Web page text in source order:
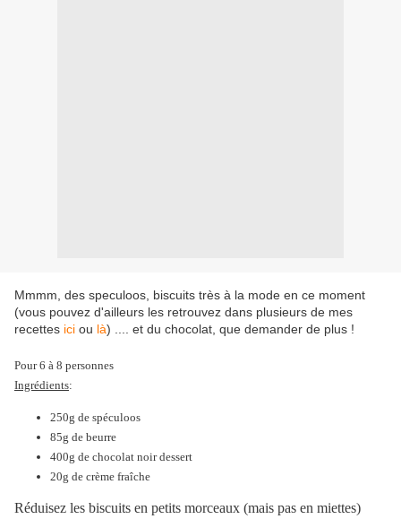
Mmmm, des speculoos, biscuits très à la mode en ce moment
(vous pouvez d'ailleurs les retrouvez dans plusieurs de mes
recettes ici ou là) .... et du chocolat, que demander de plus !
Pour 6 à 8 personnes
Ingrédients:
250g de spéculoos
85g de beurre
400g de chocolat noir dessert
20g de crème fraîche
Réduisez les biscuits en petits morceaux (mais pas en miettes)